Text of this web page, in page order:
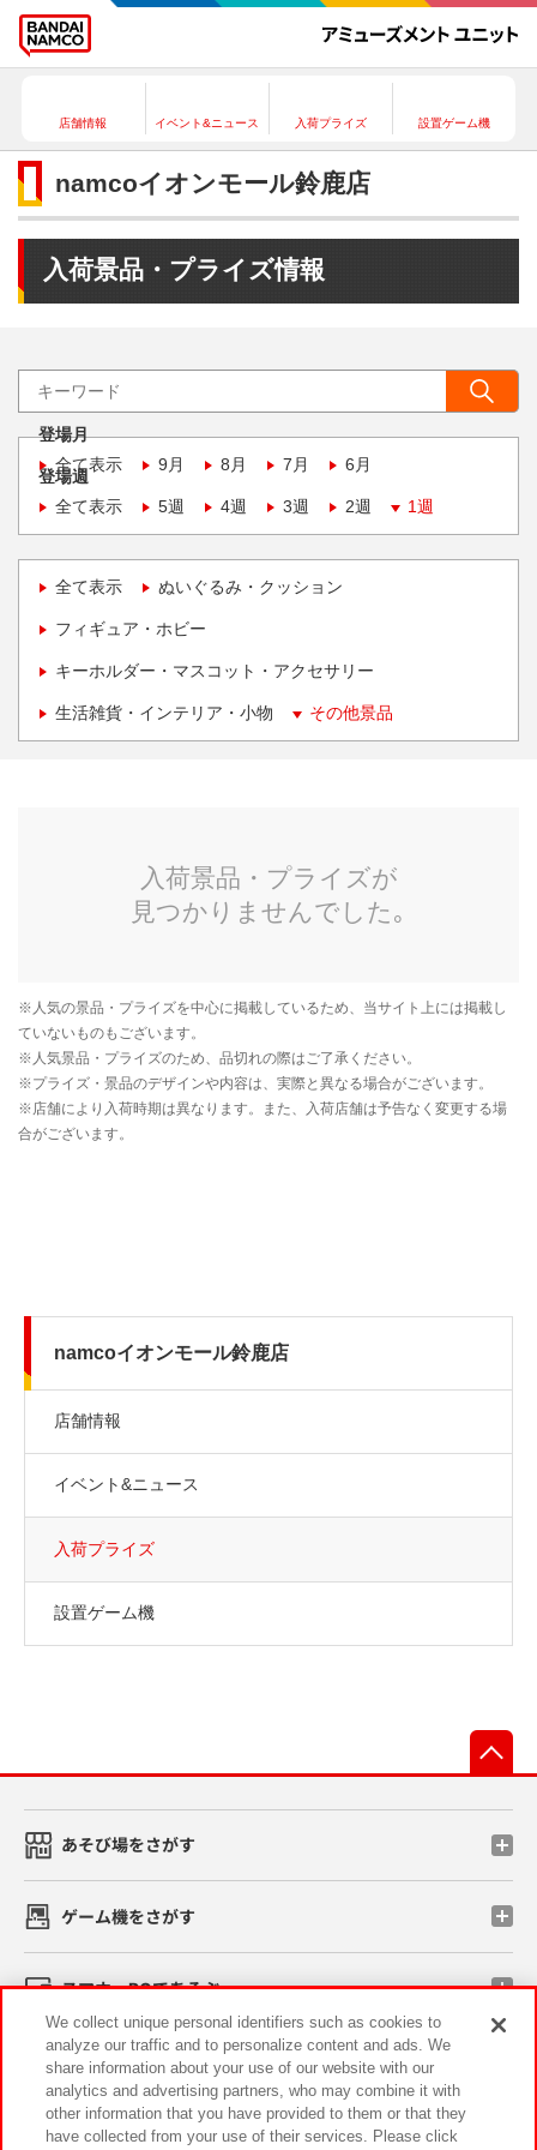
店舗情報 イベント&ニュース 入荷プライズ 設置ゲーム機
namcoイオンモール鈴鹿店
入荷景品・プライズ情報
登場月
全て表示
9月 8月 7月 6月
登場週
全て表示
5週 4週 3週 2週 1週
全て表示 ぬいぐるみ・クッション
フィギュア・ホビー
キーホルダー・マスコット・アクセサリー
生活雑貨・インテリア・小物 その他景品
namcoイオンモール鈴鹿店
店舗情報
イベント&ニュース
入荷プライズ
設置ゲーム機
あそび場をさがす
ゲーム機をさがす
スマホ・PCであそぶ
イベント・キャンペーン
We collect unique personal identifiers such as cookies to
analyze our traffic and to personalize content and ads. We
share information about your use of our website with our
analytics and advertising partners, who may combine it with
other information that you have provided to them or that they
have collected from your use of their services. Please click